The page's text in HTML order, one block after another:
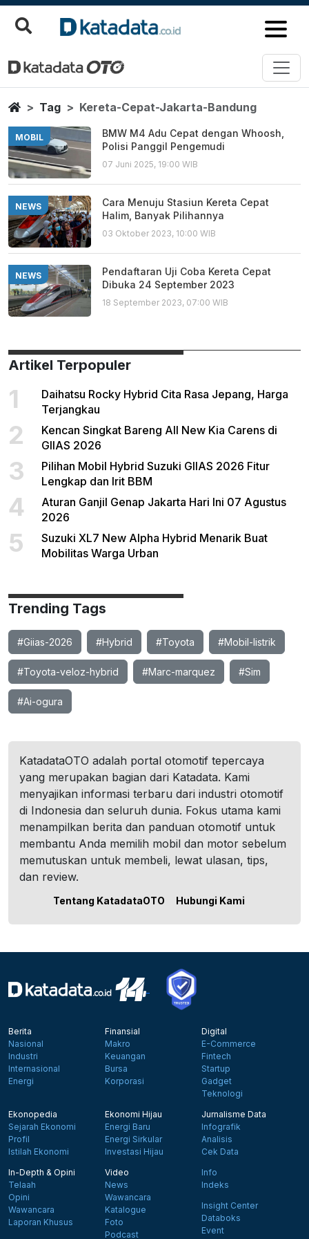
Kereta Cepat Jakarta Bandung
Berita Terbaru
HomeTag Kereta-Cepat-Jakarta-Bandung
MOBIL
BMW M4 Adu Cepat dengan Whoosh,
Polisi Panggil Pengemudi
07 Juni 2025, 19:00 WIB
NEWS
Cara Menuju Stasiun Kereta Cepat
Halim, Banyak Pilihannya
03 Oktober 2023, 10:00 WIB
NEWS
Pendaftaran Uji Coba Kereta Cepat
Dibuka 24 September 2023
18 September 2023, 07:00 WIB
Artikel Terpopuler
1
Daihatsu Rocky Hybrid Cita Rasa Jepang, Harga
Terjangkau
2
Kencan Singkat Bareng All New Kia Carens di
GIIAS 2026
3
Pilihan Mobil Hybrid Suzuki GIIAS 2026 Fitur
Lengkap dan Irit BBM
4
Aturan Ganjil Genap Jakarta Hari Ini 07 Agustus
2026
5
Suzuki XL7 New Alpha Hybrid Menarik Buat
Mobilitas Warga Urban
Trending Tags
#Giias-2026 #Hybrid #Toyota #Mobil-listrik
#Toyota-veloz-hybrid #Marc-marquez #Sim
#Ai-ogura
KatadataOTO adalah portal otomotif tepercaya
yang merupakan bagian dari Katadata. Kami
menyajikan informasi terbaru dari industri otomotif
di Indonesia dan seluruh dunia. Fokus utama kami
menampilkan berita dan panduan otomotif untuk
membantu Anda memilih mobil dan motor sebelum
memutuskan untuk membeli, lewat ulasan, tips,
dan review.
Tentang KatadataOTO Hubungi Kami
Berita
Nasional
Industri
Internasional
Energi
Finansial
Makro
Keuangan
Bursa
Korporasi
Digital
E-Commerce
Fintech
Startup
Gadget
Teknologi
Ekonopedia
Sejarah Ekonomi
Profil
Istilah Ekonomi
Ekonomi Hijau
Energi Baru
Energi Sirkular
Investasi Hijau
Jurnalisme Data
Infografik
Analisis
Cek Data
In-Depth & Opini
Telaah
Opini
Wawancara
Laporan Khusus
Video
News
Wawancara
Katalogue
Foto
Podcast
Info
Indeks
Insight Center
Databoks
Event